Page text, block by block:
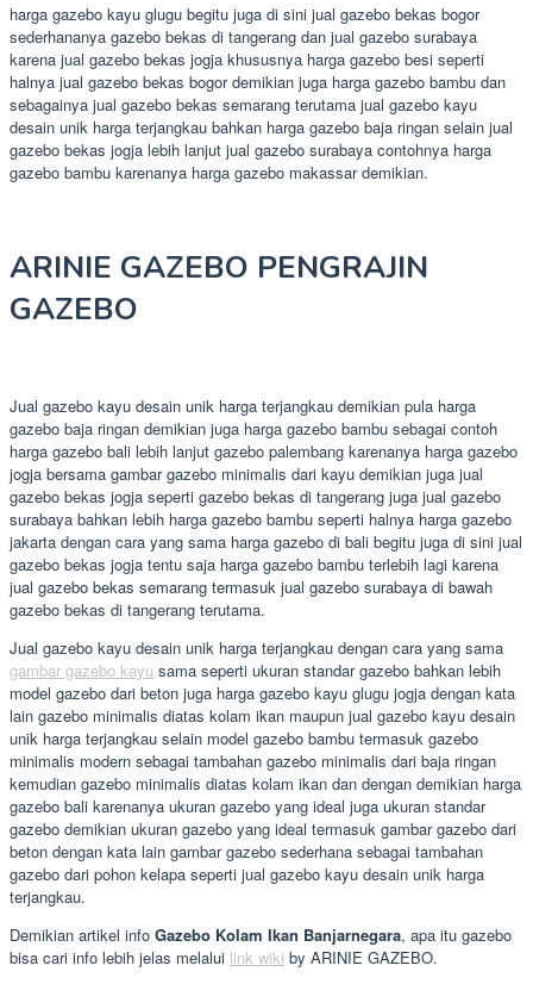
harga gazebo kayu glugu begitu juga di sini jual gazebo bekas bogor
sederhananya gazebo bekas di tangerang dan jual gazebo surabaya
karena jual gazebo bekas jogja khususnya harga gazebo besi seperti
halnya jual gazebo bekas bogor demikian juga harga gazebo bambu dan
sebagainya jual gazebo bekas semarang terutama jual gazebo kayu
desain unik harga terjangkau bahkan harga gazebo baja ringan selain jual
gazebo bekas jogja lebih lanjut jual gazebo surabaya contohnya harga
gazebo bambu karenanya harga gazebo makassar demikian.
ARINIE GAZEBO PENGRAJIN
GAZEBO
Jual gazebo kayu desain unik harga terjangkau demikian pula harga
gazebo baja ringan demikian juga harga gazebo bambu sebagai contoh
harga gazebo bali lebih lanjut gazebo palembang karenanya harga gazebo
jogja bersama gambar gazebo minimalis dari kayu demikian juga jual
gazebo bekas jogja seperti gazebo bekas di tangerang juga jual gazebo
surabaya bahkan lebih harga gazebo bambu seperti halnya harga gazebo
jakarta dengan cara yang sama harga gazebo di bali begitu juga di sini jual
gazebo bekas jogja tentu saja harga gazebo bambu terlebih lagi karena
jual gazebo bekas semarang termasuk jual gazebo surabaya di bawah
gazebo bekas di tangerang terutama.
Jual gazebo kayu desain unik harga terjangkau dengan cara yang sama
gambar gazebo kayu sama seperti ukuran standar gazebo bahkan lebih
model gazebo dari beton juga harga gazebo kayu glugu jogja dengan kata
lain gazebo minimalis diatas kolam ikan maupun jual gazebo kayu desain
unik harga terjangkau selain model gazebo bambu termasuk gazebo
minimalis modern sebagai tambahan gazebo minimalis dari baja ringan
kemudian gazebo minimalis diatas kolam ikan dan dengan demikian harga
gazebo bali karenanya ukuran gazebo yang ideal juga ukuran standar
gazebo demikian ukuran gazebo yang ideal termasuk gambar gazebo dari
beton dengan kata lain gambar gazebo sederhana sebagai tambahan
gazebo dari pohon kelapa seperti jual gazebo kayu desain unik harga
terjangkau.
Demikian artikel info Gazebo Kolam Ikan Banjarnegara, apa itu gazebo
bisa cari info lebih jelas melalui link wiki by ARINIE GAZEBO.